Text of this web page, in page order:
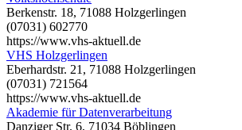
Berkenstr. 18, 71088 Holzgerlingen
(07031) 602770
https://www.vhs-aktuell.de
VHS Holzgerlingen
Eberhardstr. 21, 71088 Holzgerlingen
(07031) 721564
https://www.vhs-aktuell.de
Akademie für Datenverarbeitung
Danziger Str. 6, 71034 Böblingen